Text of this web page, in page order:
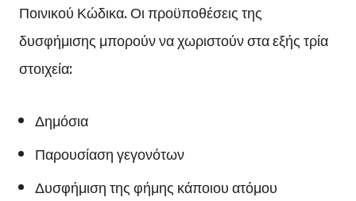
Ποινικού Κώδικα. Οι προϋποθέσεις της
δυσφήμισης μπορούν να χωριστούν στα εξής τρία
στοιχεία:
Δημόσια
Παρουσίαση γεγονότων
Δυσφήμιση της φήμης κάποιου ατόμου